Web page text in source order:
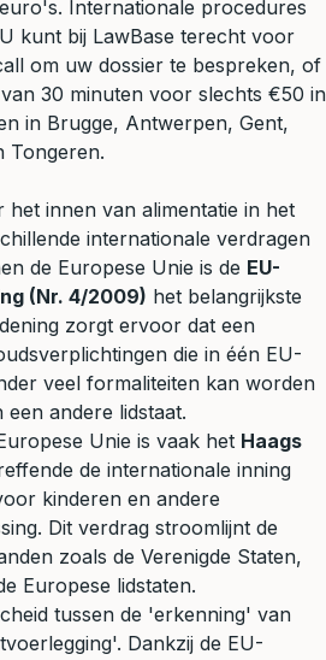
Internationale procedures
kunt bij LawBase terecht voor
om uw dossier te bespreken, of
30 minuten voor slechts €50 in
in Brugge, Antwerpen, Gent,
Tongeren.
het innen van alimentatie in het
internationale verdragen
de Europese Unie is de EU-
(Nr. 4/2009) het belangrijkste
zorgt ervoor dat een
die in één EU-
veel formaliteiten kan worden
andere lidstaat.
Unie is vaak het Haags
de internationale inning
kinderen en andere
Dit verdrag stroomlijnt de
zoals de Verenigde Staten,
Europese lidstaten.
tussen de 'erkenning' van
Dankzij de EU-